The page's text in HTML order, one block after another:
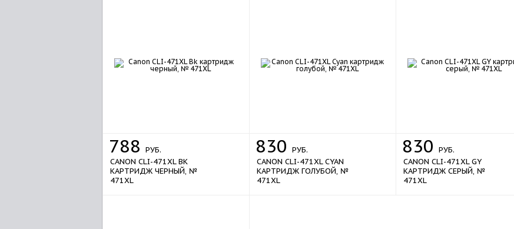
788 РУБ.
CANON CLI-471XL BK
КАРТРИДЖ ЧЕРНЫЙ, №
471XL
830 РУБ.
CANON CLI-471XL CYAN
КАРТРИДЖ ГОЛУБОЙ, №
471XL
830 РУБ.
CANON CLI-471XL GY
КАРТРИДЖ СЕРЫЙ, №
471XL